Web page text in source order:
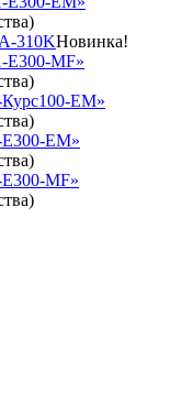
310KНовинка!
Е300-MF»
Курс100-ЕМ»
EM»
MF»